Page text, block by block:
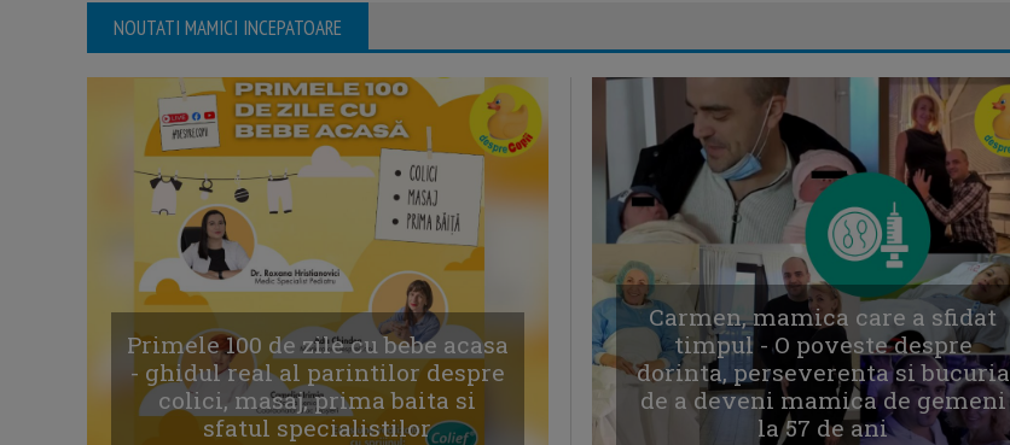
NOUTATI MAMICI INCEPATOARE
Primele 100 de zile cu bebe acasa
- ghidul real al parintilor despre
colici, masaj, prima baita si
sfatul specialistilor
Carmen, mamica care a sfidat
timpul - O poveste despre
dorinta, perseverenta si bucuria
de a deveni mamica de gemeni
la 57 de ani